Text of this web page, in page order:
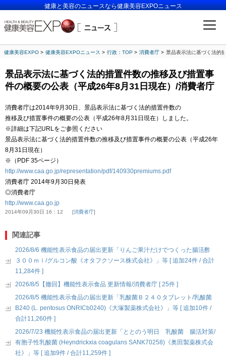
健康と美容のニュースなら健康美容EXPOニュース
健康美容EXPO 健康美容EXPOニュース 行政：TOP 消費者庁 景品表示法に基づく法的
景品表示法に基づく法的措置件数の推移及び措置事
件の概要の公表（平成26年8月31日現在）/消費者庁
消費者庁は2014年9月30日、景品表示法に基づく法的措置件数の
推移及び措置事件の概要の公表（平成26年8月31日現在）しました。
※詳細は下記URLをご参照ください
景品表示法に基づく法的措置件数の推移及び措置事件の概要の公表（平成26年
8月31日現在）
※（PDF 35ページ）
http://www.caa.go.jp/representation/pdf/140930premiums.pdf
消費者庁 2014年9月30日発表
◎消費者庁
http://www.caa.go.jp
2014年09月30日 16：12 消費者庁
関連記事
2026/8/6 機能性表示食品の届出更新「りんご果汁だけでつくった腸活酢
３００ｍｌ/グルコン酸《オタフクソース株式会社》」等 [ 追加24件 / 合計
11,284件 ]
2026/8/5【撤回】機能性表示食品 更新情報/消費者庁 [ 25件 ]
2026/8/5 機能性表示食品の届出更新「乳酸菌Ｂ２４０タブレット/乳酸菌
B240 (L. pentosus ONRICb0240)《大塚製薬株式会社》」等 [ 追加10件 /
合計11,260件 ]
2026/7/23 機能性表示食品の届出更新「ととのう明日 乳酸菌 腸活対策/
有胞子性乳酸菌 (Heyndrickxia coagulans SANK70258)《奥田製薬株式会
社》」等 [ 追加9件 / 合計11,259件 ]